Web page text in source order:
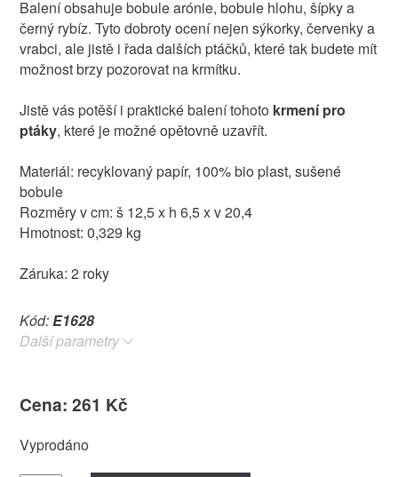
Balení obsahuje bobule arónie, bobule hlohu, šípky a
černý rybíz. Tyto dobroty ocení nejen sýkorky, červenky a
vrabci, ale jistě i řada dalších ptáčků, které tak budete mít
možnost brzy pozorovat na krmítku.
Jistě vás potěší i praktické balení tohoto krmení pro
ptáky, které je možné opětovně uzavřít.
Materiál: recyklovaný papír, 100% bio plast, sušené
bobule
Rozměry v cm: š 12,5 x h 6,5 x v 20,4
Hmotnost: 0,329 kg
Záruka: 2 roky
Kód:E1628
Další parametry
Cena: 261 Kč
Vyprodáno